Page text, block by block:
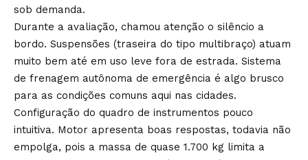
sob demanda.
Durante a avaliação, chamou atenção o silêncio a
bordo. Suspensões (traseira do tipo multibraço) atuam
muito bem até em uso leve fora de estrada. Sistema
de frenagem autônoma de emergência é algo brusco
para as condições comuns aqui nas cidades.
Configuração do quadro de instrumentos pouco
intuitiva. Motor apresenta boas respostas, todavia não
empolga, pois a massa de quase 1.700 kg limita a